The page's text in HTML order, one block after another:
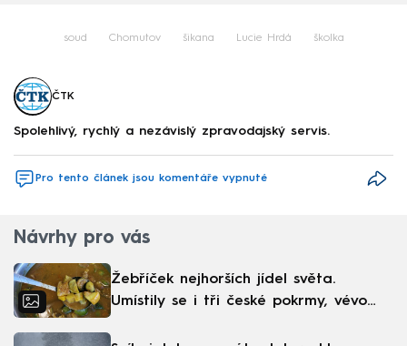
soud Chomutov šikana Lucie Hrdá školka
ČTK
Spolehlivý, rychlý a nezávislý zpravodajský servis.
Pro tento článek jsou komentáře vypnuté
Návrhy pro vás
Žebříček nejhorších jídel světa.
Umístily se i tři české pokrmy, vévodí